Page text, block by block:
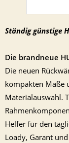
Ständig günstige
Die brandneue
Die neuen
kompakten Maße
Materialauswahl.
Helfer für den
Loady, Garant